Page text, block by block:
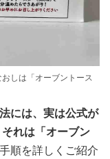
しは「オーブントース
には、実は公式が
れは「オーブン
手順を詳しくご紹介